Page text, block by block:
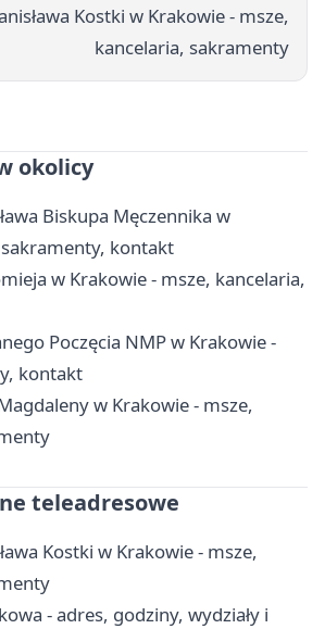
Kostki w Krakowie - msze,
kancelaria, sakramenty
okolicy
Biskupa Męczennika w
kontakt
w Krakowie - msze, kancelaria,
Poczęcia NMP w Krakowie -
kontakt
w Krakowie - msze,
teleadresowe
Kostki w Krakowie - msze,
- adres, godziny, wydziały i